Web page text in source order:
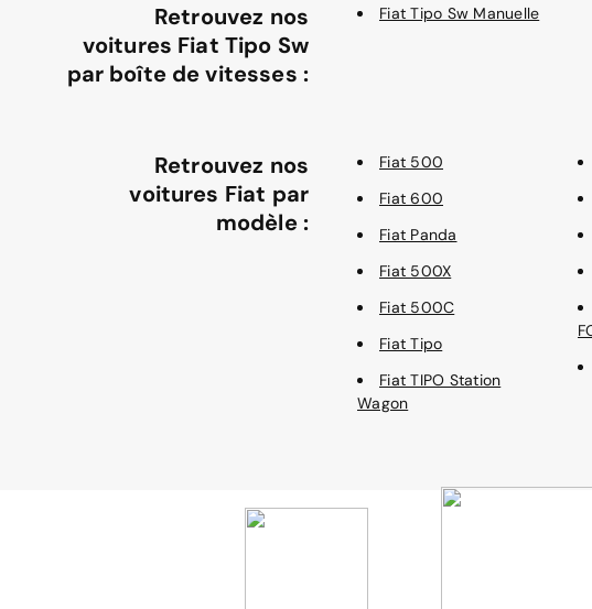
Retrouvez nos
voitures Fiat Tipo Sw
par boîte de vitesses :
Fiat Tipo Sw Manuelle
Retrouvez nos
voitures Fiat par
modèle :
Fiat 500
Fiat 600
Fiat Panda
Fiat 500X
Fiat 500C
Fiat Tipo
Fiat TIPO Station
Wagon